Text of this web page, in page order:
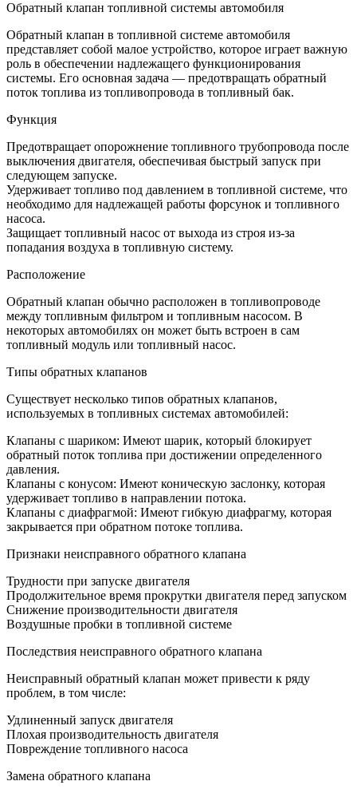
Обратный клапан топливной системы автомобиля
Обратный клапан в топливной системе автомобиля
представляет собой малое устройство, которое играет важную
роль в обеспечении надлежащего функционирования
системы. Его основная задача — предотвращать обратный
поток топлива из топливопровода в топливный бак.
Функция
Предотвращает опорожнение топливного трубопровода после
выключения двигателя, обеспечивая быстрый запуск при
следующем запуске.
Удерживает топливо под давлением в топливной системе, что
необходимо для надлежащей работы форсунок и топливного
насоса.
Защищает топливный насос от выхода из строя из-за
попадания воздуха в топливную систему.
Расположение
Обратный клапан обычно расположен в топливопроводе
между топливным фильтром и топливным насосом. В
некоторых автомобилях он может быть встроен в сам
топливный модуль или топливный насос.
Типы обратных клапанов
Существует несколько типов обратных клапанов,
используемых в топливных системах автомобилей:
Клапаны с шариком: Имеют шарик, который блокирует
обратный поток топлива при достижении определенного
давления.
Клапаны с конусом: Имеют коническую заслонку, которая
удерживает топливо в направлении потока.
Клапаны с диафрагмой: Имеют гибкую диафрагму, которая
закрывается при обратном потоке топлива.
Признаки неисправного обратного клапана
Трудности при запуске двигателя
Продолжительное время прокрутки двигателя перед запуском
Снижение производительности двигателя
Воздушные пробки в топливной системе
Последствия неисправного обратного клапана
Неисправный обратный клапан может привести к ряду
проблем, в том числе:
Удлиненный запуск двигателя
Плохая производительность двигателя
Повреждение топливного насоса
Замена обратного клапана